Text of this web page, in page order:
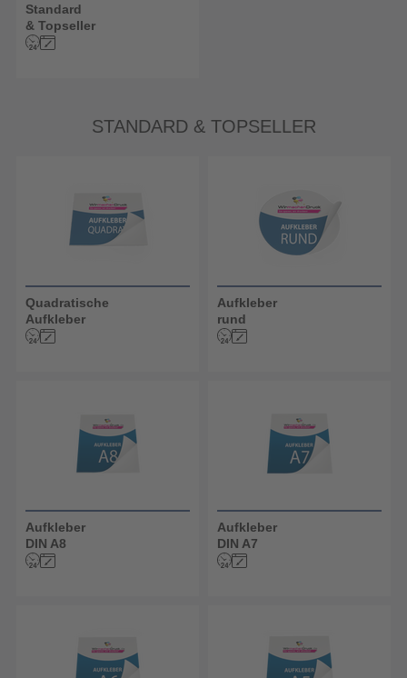
Standard
& Topseller
STANDARD & TOPSELLER
Quadratische
Aufkleber
Aufkleber
rund
Aufkleber
DIN A8
Aufkleber
DIN A7